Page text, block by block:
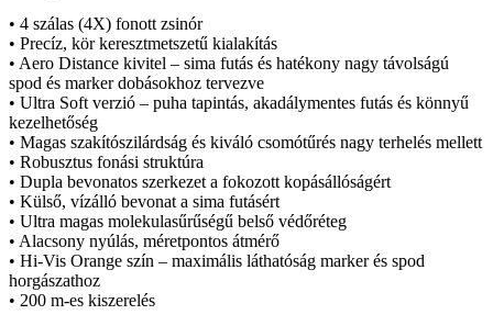
• 4 szálas (4X) fonott zsinór
• Precíz, kör keresztmetszetű kialakítás
• Aero Distance kivitel – sima futás és hatékony nagy távolságú
spod és marker dobásokhoz tervezve
• Ultra Soft verzió – puha tapintás, akadálymentes futás és könnyű
kezelhetőség
• Magas szakítószilárdság és kiváló csomótűrés nagy terhelés mellett
• Robusztus fonási struktúra
• Dupla bevonatos szerkezet a fokozott kopásállóságért
• Külső, vízálló bevonat a sima futásért
• Ultra magas molekulasűrűségű belső védőréteg
• Alacsony nyúlás, méretpontos átmérő
• Hi-Vis Orange szín – maximális láthatóság marker és spod
horgászathoz
• 200 m-es kiszerelés